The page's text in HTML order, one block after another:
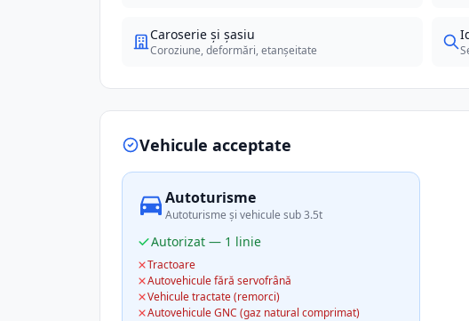
Caroserie și șasiu
Coroziune, deformări, etanșeitate
Vehicule acceptate
Autoturisme
Autoturisme și vehicule sub 3.5t
Autorizat — 1 linie
Tractoare
Autovehicule fără servofrână
Vehicule tractate (remorci)
Autovehicule GNC (gaz natural comprimat)